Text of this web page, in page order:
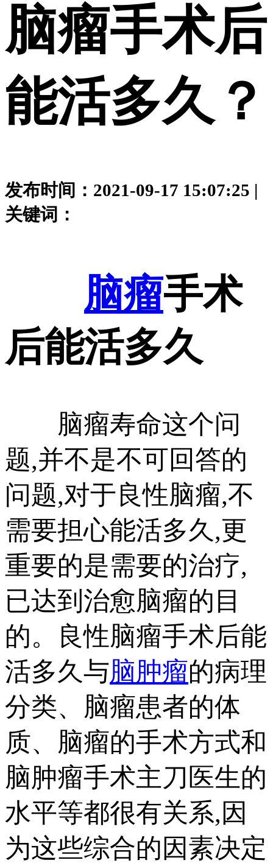
脑瘤手术后
能活多久？
发布时间：2021-09-17 15:07:25 |
关键词：
脑瘤手术
后能活多久
脑瘤寿命这个问
题,并不是不可回答的
问题,对于良性脑瘤,不
需要担心能活多久,更
重要的是需要的治疗,
已达到治愈脑瘤的目
的。良性脑瘤手术后能
活多久与脑肿瘤的病理
分类、脑瘤患者的体
质、脑瘤的手术方式和
脑肿瘤手术主刀医生的
水平等都很有关系,因
为这些综合的因素决定